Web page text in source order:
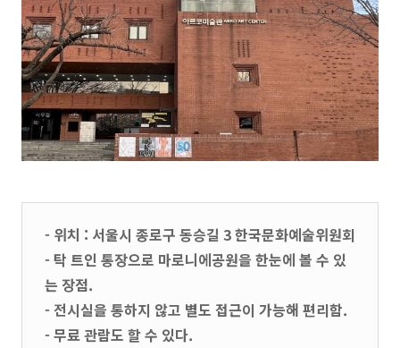
- 위치 : 서울시 종로구 동승길 3 한국문화예술위원회
- 탁 트인 통장으로 마로니에공원을 한눈에 볼 수 있
는 장점.
- 전시실을 통하지 않고 별도 접근이 가능해 편리함.
- 무료 관람도 할 수 있다.